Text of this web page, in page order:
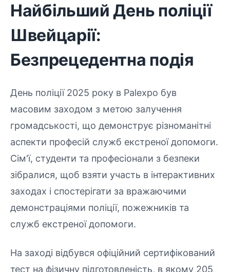
Найбільший День поліції
Швейцарії:
Безпрецедентна подія
День поліції 2025 року в Palexpo був
масовим заходом з метою залучення
громадськості, що демонструє різноманітні
аспекти професій служб екстреної допомоги.
Сім'ї, студенти та професіонали з безпеки
зібралися, щоб взяти участь в інтерактивних
заходах і спостерігати за вражаючими
демонстраціями поліції, пожежників та
служб екстреної допомоги.
На заході відбувся офіційний сертифікований
тест на фізичну підготовленість, в якому 205